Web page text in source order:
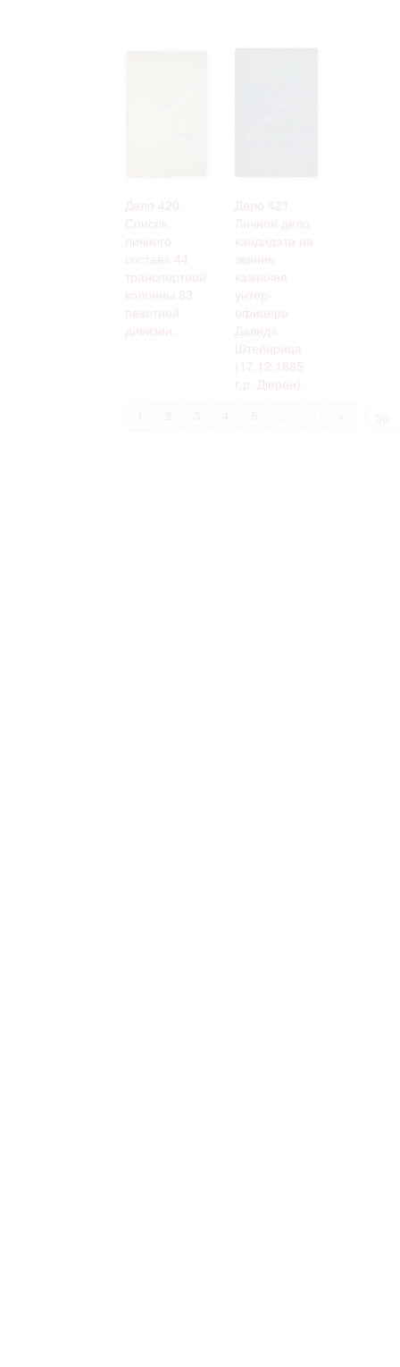
Дело 420.
Список
личного
состава 44
транспортной
колонны 83
пехотной
дивизии.
Дело 421.
Личное дело
кандидата на
звание
казначея
унтер-
офицера
Давида
Штейнрица
(17.12.1885
г.р. Дюрен).